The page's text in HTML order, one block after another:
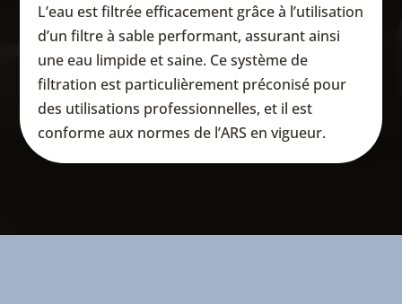
L’eau est filtrée efficacement grâce à l’utilisation
d’un filtre à sable performant, assurant ainsi
une eau limpide et saine. Ce système de
filtration est particulièrement préconisé pour
des utilisations professionnelles, et il est
conforme aux normes de l’ARS en vigueur.